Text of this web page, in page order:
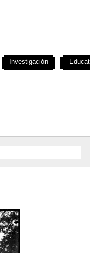
Investigación